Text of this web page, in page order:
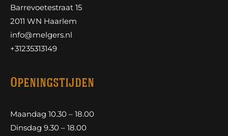
Barrevoetestraat 15
2011 WN Haarlem
info@melgers.nl
+31235313149
Openingstijden
Maandag 10.30 – 18.00
Dinsdag 9.30 – 18.00